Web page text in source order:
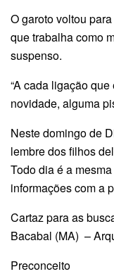
O garoto voltou
que trabalha como
suspenso.
“A cada ligação
novidade, alguma
Neste domingo de
lembre dos filhos
Todo dia é a
informações com a
Cartaz para as
Bacabal (MA) –
Preconceito